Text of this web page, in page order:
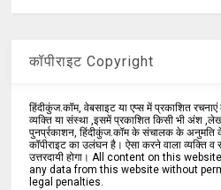
कॉपीराइट Copyright
हिंदीकुंज.कॉम, वेबसाइट या एप्स में प्रकाशित
व्यक्ति या संस्था ,इसमें प्रकाशित किसी भी अंश
पुनर्प्रकाशन, हिंदीकुंज.कॉम के संचालक के अनुमति
कॉपीराइट का उलंघन है। ऐसा करने वाला व्यक्ति व
उत्तरदायी होगा। All content on this
any data from this website without
legal penalties.